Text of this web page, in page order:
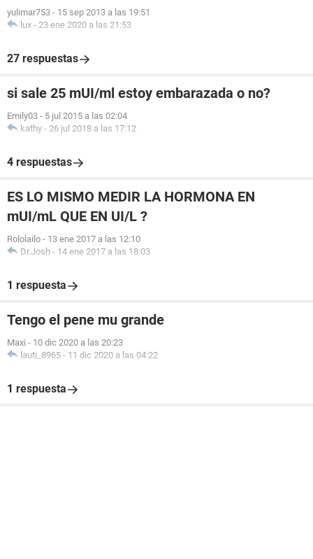
yulimar753 - 15 sep 2013 a las 19:51
lux - 23 ene 2020 a las 21:53
27 respuestas
si sale 25 mUI/ml estoy embarazada o no?
Emily03 - 5 jul 2015 a las 02:04
kathy - 26 jul 2018 a las 17:12
4 respuestas
ES LO MISMO MEDIR LA HORMONA EN
mUI/mL QUE EN UI/L ?
Rololailo - 13 ene 2017 a las 12:10
Dr.Josh - 14 ene 2017 a las 18:03
1 respuesta
Tengo el pene mu grande
Maxi - 10 dic 2020 a las 20:23
lauti_8965 - 11 dic 2020 a las 04:22
1 respuesta